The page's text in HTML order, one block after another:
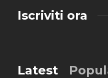
Iscriviti ora
Latest